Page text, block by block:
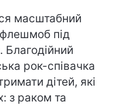
масштабний
під
. Благодійний
рок-співачка
дітей, які
з раком та